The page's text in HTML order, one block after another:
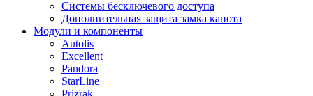
Системы бесключевого доступа
Дополнительная защита замка капота
Модули и компоненты
Autolis
Excellent
Pandora
StarLine
Prizrak